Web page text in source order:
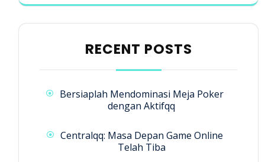
RECENT POSTS
Bersiaplah Mendominasi Meja Poker
dengan Aktifqq
Centralqq: Masa Depan Game Online
Telah Tiba